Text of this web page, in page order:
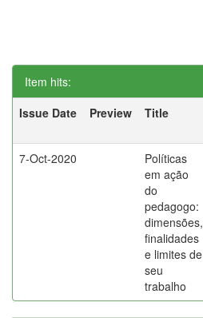
Item hits:
Issue Date
Preview Title
7-Oct-2020
Políticas
em ação
do
pedagogo:
dimensões,
finalidades
e limites de
seu
trabalho